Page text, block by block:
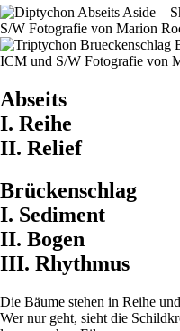
Abseits
I. Reihe
II. Relief
Brückenschlag
I. Sediment
II. Bogen
III. Rhythmus
Die Bäume stehen in Reihe
Wer nur geht, sieht die